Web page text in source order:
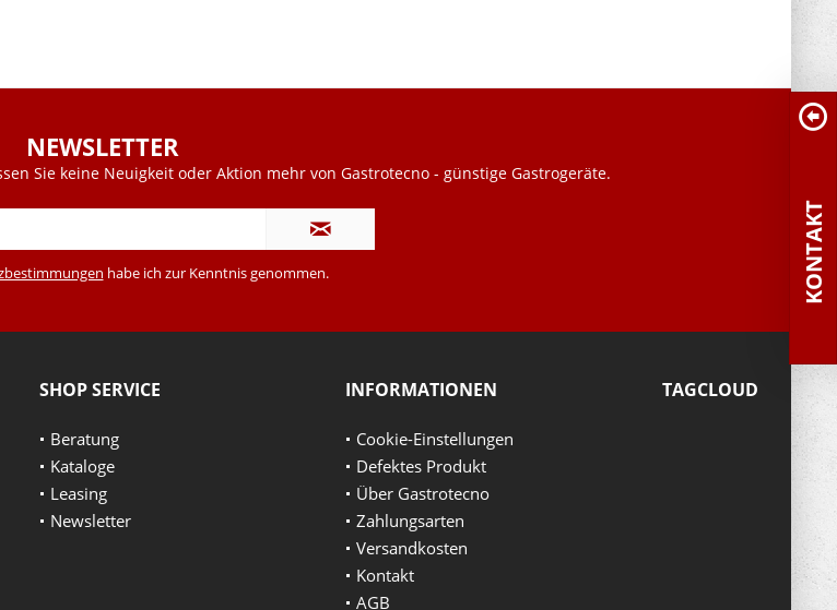
NEWSLETTER
Sie keine Neuigkeit oder Aktion mehr von Gastrotecno - günstige Gastrogeräte.
habe ich zur Kenntnis genommen.
SHOP SERVICE
Beratung
Kataloge
Leasing
Newsletter
INFORMATIONEN
Cookie-Einstellungen
Defektes Produkt
Über Gastrotecno
Zahlungsarten
Versandkosten
Kontakt
AGB
TAGCLOUD
KONTAKT